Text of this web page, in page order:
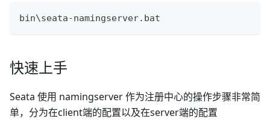
bin\seata-namingserver.bat
快速上手
Seata 使用 namingserver 作为注册中心的操作步骤非常简
单，分为在client端的配置以及在server端的配置